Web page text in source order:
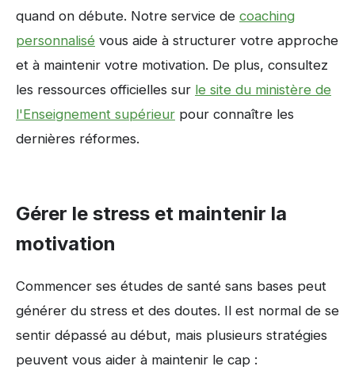
quand on débute. Notre service de coaching
personnalisé vous aide à structurer votre approche
et à maintenir votre motivation. De plus, consultez
les ressources officielles sur le site du ministère de
l'Enseignement supérieur pour connaître les
dernières réformes.
Gérer le stress et maintenir la
motivation
Commencer ses études de santé sans bases peut
générer du stress et des doutes. Il est normal de se
sentir dépassé au début, mais plusieurs stratégies
peuvent vous aider à maintenir le cap :